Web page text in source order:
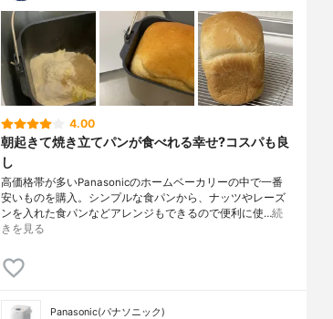
4.00
朝起きて焼き立てパンが食べれる幸せ?コスパも良
し
高価格帯が多いPanasonicのホームベーカリーの中で一番
安いものを購入。シンプルな食パンから、ナッツやレーズ
ンを入れた食パンなどアレンジもできるので便利に使…続
きを見る
Panasonic(パナソニック)